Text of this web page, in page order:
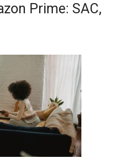
Prime: SAC,